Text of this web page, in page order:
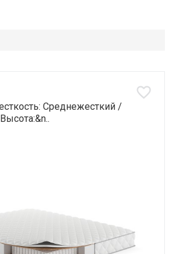
Среднежесткий /